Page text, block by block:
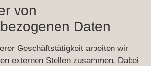
von
Daten
Geschäftstätigkeit arbeiten wir
externen Stellen zusammen. Dabei